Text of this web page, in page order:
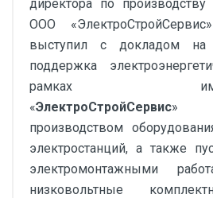
директора по
ООО
выступил с докладом на
поддержка
рамках
«ЭлектроСтройСервис»
производством
электростанций, а также
электромонтажными
низковольтные